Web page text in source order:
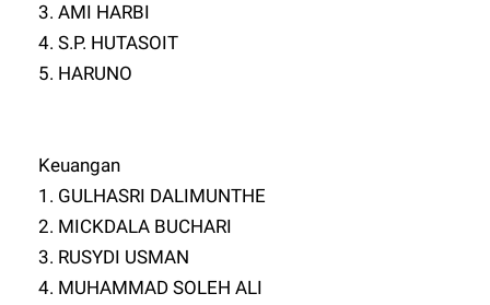
3. AMI HARBI
4. S.P. HUTASOIT
5. HARUNO
Keuangan
1. GULHASRI DALIMUNTHE
2. MICKDALA BUCHARI
3. RUSYDI USMAN
4. MUHAMMAD SOLEH ALI